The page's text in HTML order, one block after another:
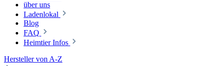
über uns
Ladenlokal
Blog
FAQ
Heimtier Infos
Hersteller von A-Z